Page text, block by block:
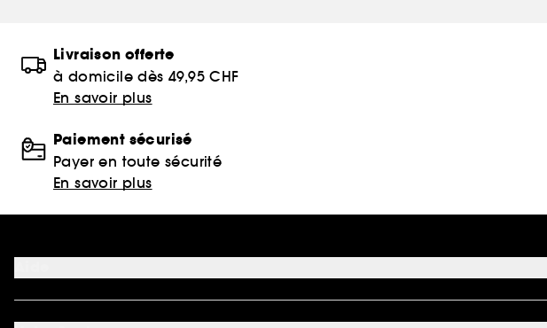
Livraison offerte
à domicile dès 49,95 CHF
En savoir plus
Paiement sécurisé
Payer en toute sécurité
En savoir plus
FAQ
Nous contacter